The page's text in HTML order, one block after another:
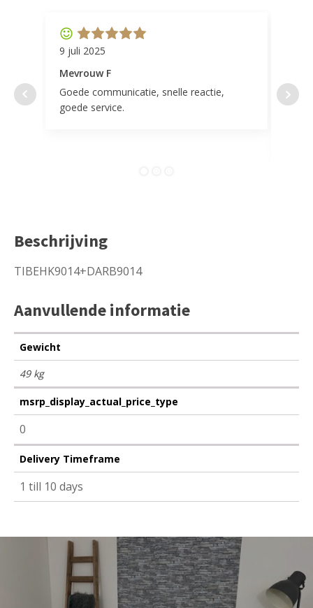
9 juli 2025
Mevrouw F
Goede communicatie, snelle reactie,
goede service.
door
Beschrijving
TIBEHK9014+DARB9014
Aanvullende informatie
Gewicht
49 kg
msrp_display_actual_price_type
0
Delivery Timeframe
1 till 10 days